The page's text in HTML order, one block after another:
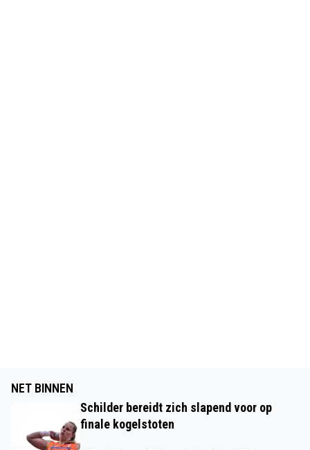
NET BINNEN
Schilder bereidt zich slapend voor op
finale kogelstoten